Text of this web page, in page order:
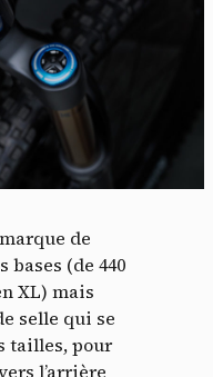
de
(de 440
XL) mais
selle qui se
tailles, pour
l’arrière